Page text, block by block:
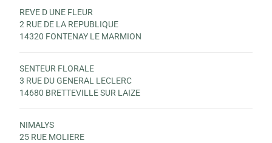
REVE D UNE FLEUR
2 RUE DE LA REPUBLIQUE
14320 FONTENAY LE MARMION
SENTEUR FLORALE
3 RUE DU GENERAL LECLERC
14680 BRETTEVILLE SUR LAIZE
NIMALYS
25 RUE MOLIERE